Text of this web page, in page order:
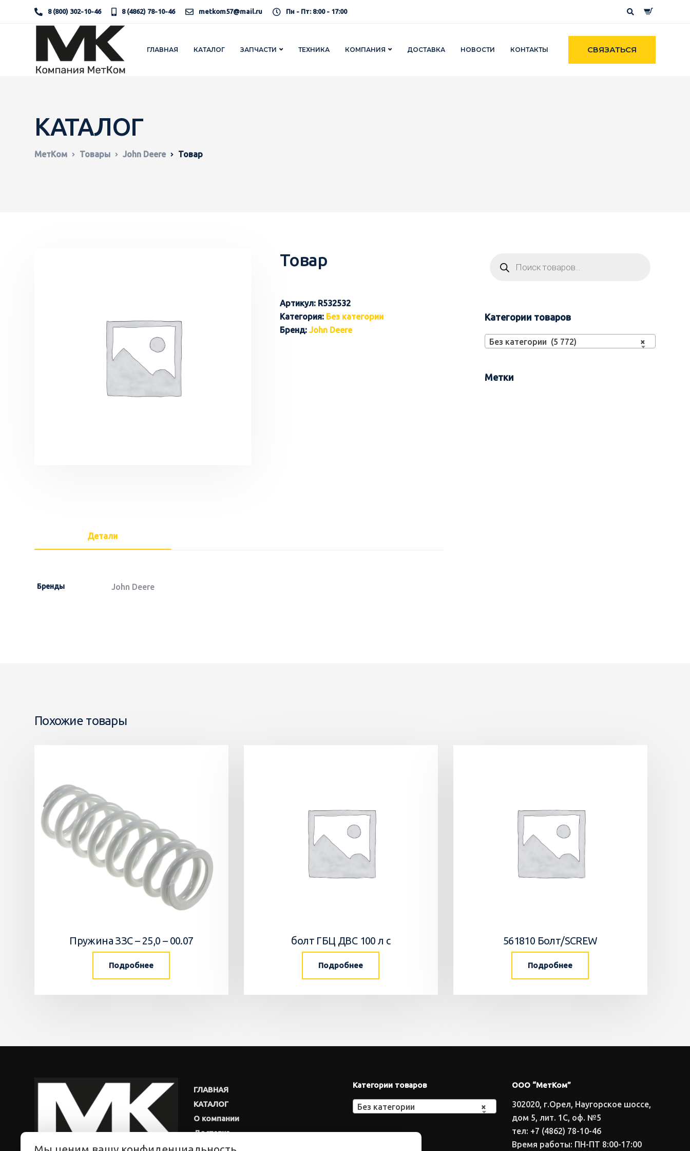
8 (800) 302-10-46 8 (4862) 78-10-46 metkom57@mail.ru Пн - Пт: 8:00 - 17:00
ГЛАВНАЯ КАТАЛОГ ЗАПЧАСТИ ТЕХНИКА КОМПАНИЯ ДОСТАВКА НОВОСТИ КОНТАКТЫ СВЯЗАТЬСЯ
КАТАЛОГ
МетКом Товары John Deere Товар
Товар
Артикул: R532532
Категория: Без категории
Бренд: John Deere
Детали
Бренды John Deere
Категории товаров
×
Без категории (5 772)
Метки
Похожие товары
Пружина ЗЗС – 25,0 – 00.07
Подробнее
болт ГБЦ ДВС 100 л с
Подробнее
561810 Болт/SCREW
Подробнее
ГЛАВНАЯ
КАТАЛОГ
О компании
Доставка
Новости
Категории товаров
×
Без категории
ООО “МетКом”
302020, г.Орел, Наугорское шоссе,
дом 5, лит. 1С, оф. №5
тел: +7 (4862) 78-10-46
Время работы: ПН-ПТ 8:00-17:00